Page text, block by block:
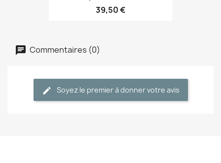
39,50 €
Commentaires (0)
Soyez le premier à donner votre avis